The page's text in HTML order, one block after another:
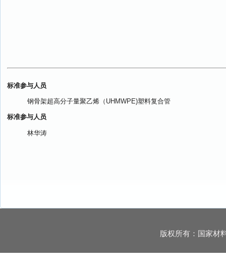
标准参与人员
钢骨架超高分子量聚乙烯（UHMWPE)塑料复合管
标准参与人员
林华涛
版权所有：国家材